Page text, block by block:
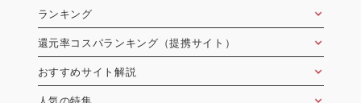
ランキング
還元率コスパランキング（提携サイト）
おすすめサイト解説